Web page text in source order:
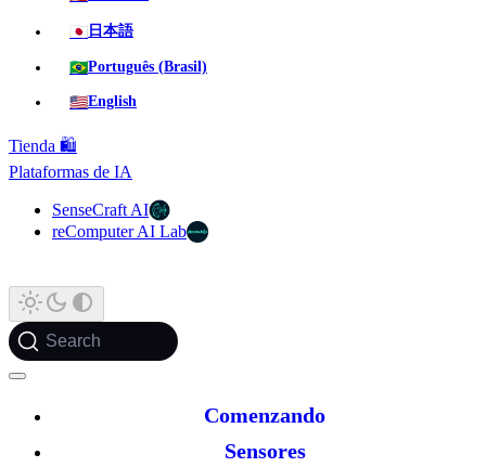
🇯🇵 日本語
🇧🇷Português (Brasil)
🇺🇸English
Tienda 🛍️
Plataformas de IA
SenseCraft AI
reComputer AI Lab
Search
Comenzando
Sensores